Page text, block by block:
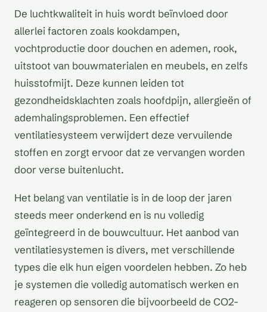
De luchtkwaliteit in huis wordt beïnvloed door
allerlei factoren zoals kookdampen,
vochtproductie door douchen en ademen, rook,
uitstoot van bouwmaterialen en meubels, en zelfs
huisstofmijt. Deze kunnen leiden tot
gezondheidsklachten zoals hoofdpijn, allergieën of
ademhalingsproblemen. Een effectief
ventilatiesysteem verwijdert deze vervuilende
stoffen en zorgt ervoor dat ze vervangen worden
door verse buitenlucht.
Het belang van ventilatie is in de loop der jaren
steeds meer onderkend en is nu volledig
geïntegreerd in de bouwcultuur. Het aanbod van
ventilatiesystemen is divers, met verschillende
types die elk hun eigen voordelen hebben. Zo heb
je systemen die volledig automatisch werken en
reageren op sensoren die bijvoorbeeld de CO2-